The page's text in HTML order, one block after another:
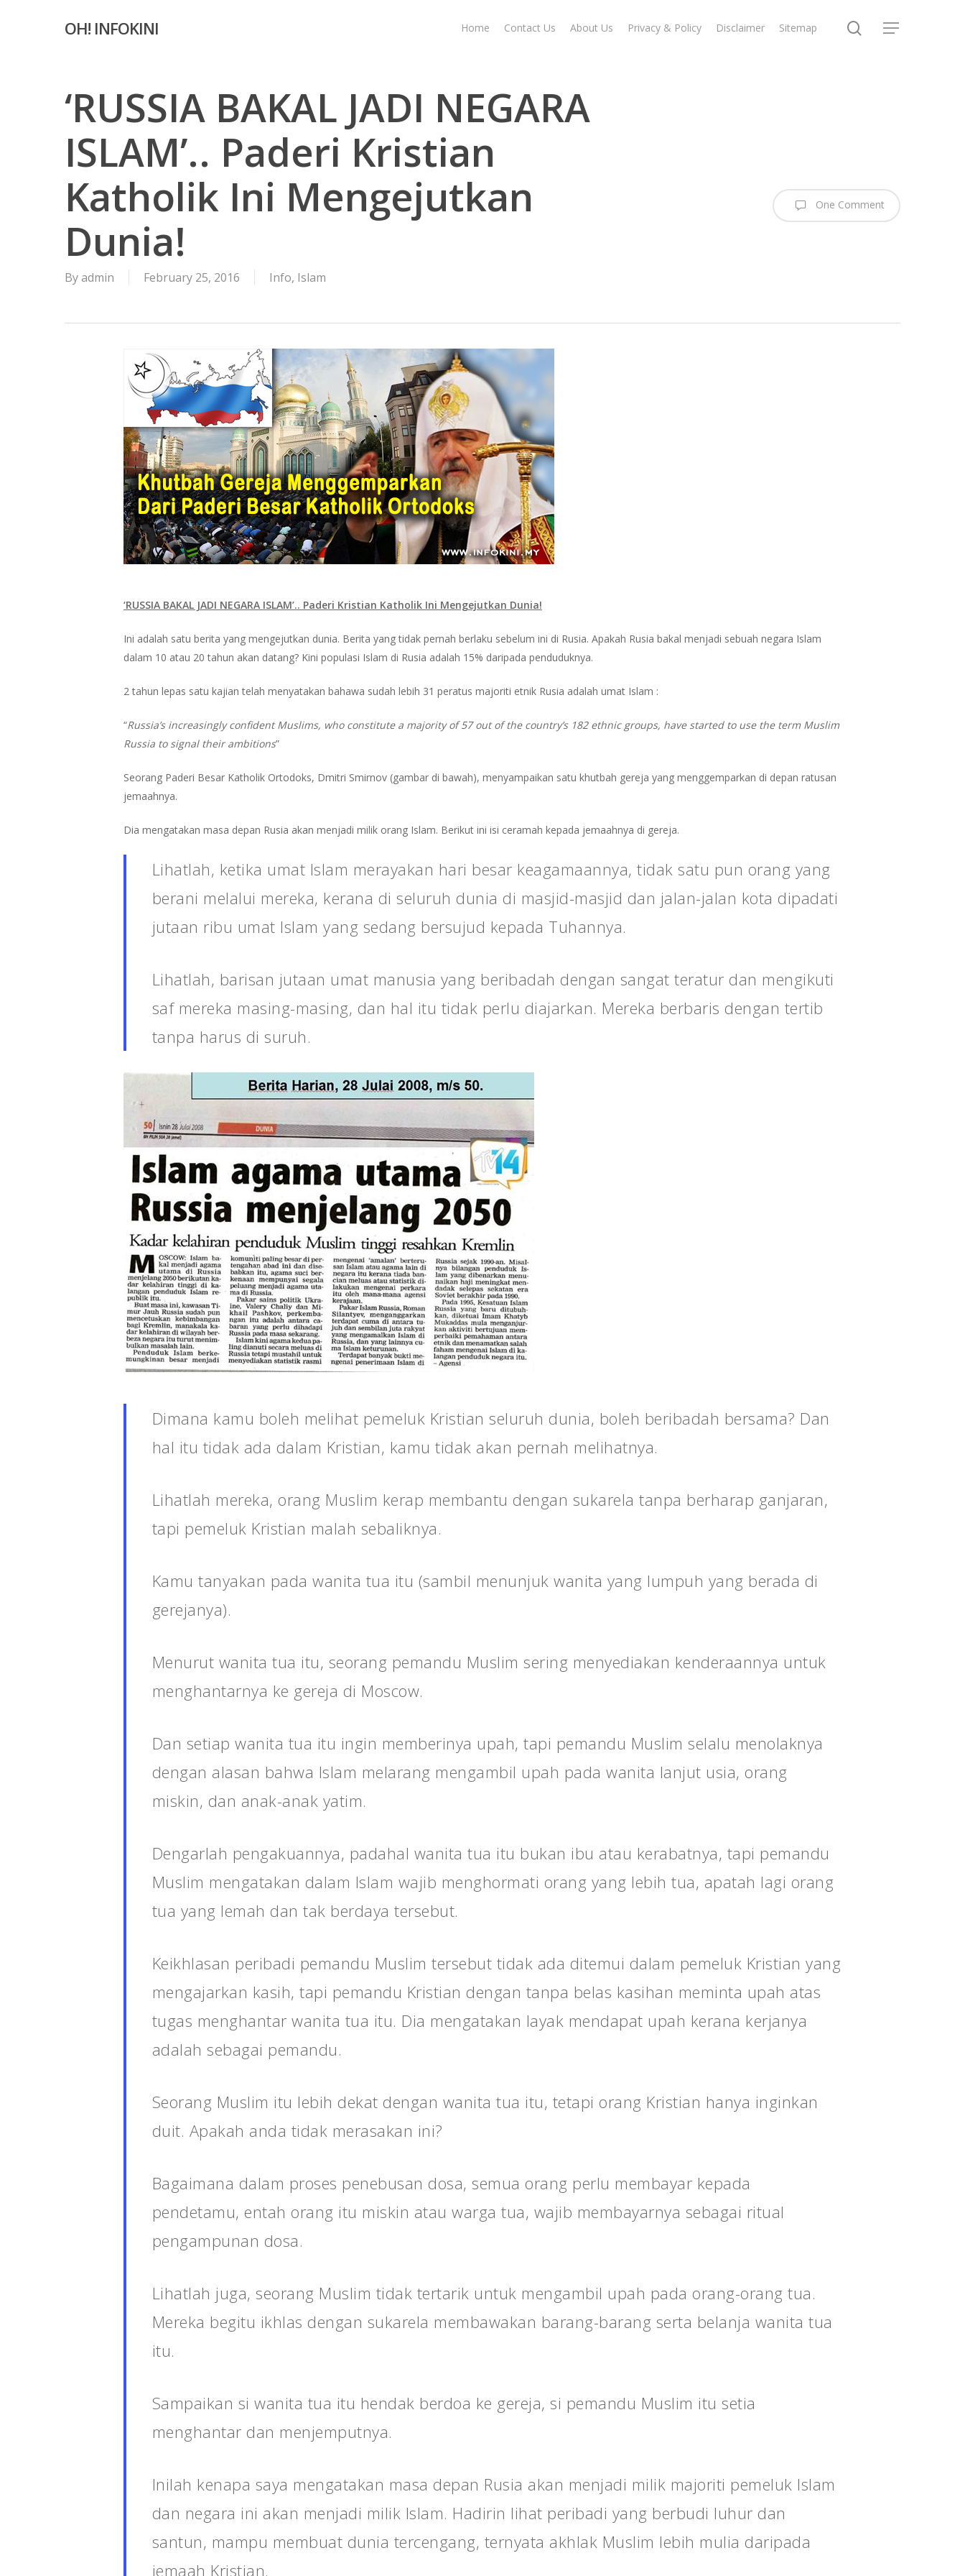
Hit enter to search or ESC to close
OH! INFOKINI Home Contact Us About Us Privacy & Policy Disclaimer Sitemap search
Menu
‘RUSSIA BAKAL JADI NEGARA
ISLAM’.. Paderi Kristian
Katholik Ini Mengejutkan
Dunia!
Byadmin February 25, 2016 Info, Islam
One Comment
‘RUSSIA BAKAL JADI NEGARA ISLAM’.. Paderi Kristian Katholik Ini Mengejutkan Dunia!
Ini adalah satu berita yang mengejutkan dunia. Berita yang tidak pernah berlaku sebelum ini di Rusia. Apakah Rusia bakal menjadi sebuah negara Islam
dalam 10 atau 20 tahun akan datang? Kini populasi Islam di Rusia adalah 15% daripada penduduknya.
2 tahun lepas satu kajian telah menyatakan bahawa sudah lebih 31 peratus majoriti etnik Rusia adalah umat Islam :
“Russia’s increasingly confident Muslims, who constitute a majority of 57 out of the country’s 182 ethnic groups, have started to use the term Muslim
Russia to signal their ambitions”
Seorang Paderi Besar Katholik Ortodoks, Dmitri Smirnov (gambar di bawah), menyampaikan satu khutbah gereja yang menggemparkan di depan ratusan
jemaahnya.
Dia mengatakan masa depan Rusia akan menjadi milik orang Islam. Berikut ini isi ceramah kepada jemaahnya di gereja.
Lihatlah, ketika umat Islam merayakan hari besar keagamaannya, tidak satu pun orang yang
berani melalui mereka, kerana di seluruh dunia di masjid-masjid dan jalan-jalan kota dipadati
jutaan ribu umat Islam yang sedang bersujud kepada Tuhannya.
Lihatlah, barisan jutaan umat manusia yang beribadah dengan sangat teratur dan mengikuti
saf mereka masing-masing, dan hal itu tidak perlu diajarkan. Mereka berbaris dengan tertib
tanpa harus di suruh.
Dimana kamu boleh melihat pemeluk Kristian seluruh dunia, boleh beribadah bersama? Dan
hal itu tidak ada dalam Kristian, kamu tidak akan pernah melihatnya.
Lihatlah mereka, orang Muslim kerap membantu dengan sukarela tanpa berharap ganjaran,
tapi pemeluk Kristian malah sebaliknya.
Kamu tanyakan pada wanita tua itu (sambil menunjuk wanita yang lumpuh yang berada di
gerejanya).
Menurut wanita tua itu, seorang pemandu Muslim sering menyediakan kenderaannya untuk
menghantarnya ke gereja di Moscow.
Dan setiap wanita tua itu ingin memberinya upah, tapi pemandu Muslim selalu menolaknya
dengan alasan bahwa Islam melarang mengambil upah pada wanita lanjut usia, orang
miskin, dan anak-anak yatim.
Dengarlah pengakuannya, padahal wanita tua itu bukan ibu atau kerabatnya, tapi pemandu
Muslim mengatakan dalam Islam wajib menghormati orang yang lebih tua, apatah lagi orang
tua yang lemah dan tak berdaya tersebut.
Keikhlasan peribadi pemandu Muslim tersebut tidak ada ditemui dalam pemeluk Kristian yang
mengajarkan kasih, tapi pemandu Kristian dengan tanpa belas kasihan meminta upah atas
tugas menghantar wanita tua itu. Dia mengatakan layak mendapat upah kerana kerjanya
adalah sebagai pemandu.
Seorang Muslim itu lebih dekat dengan wanita tua itu, tetapi orang Kristian hanya inginkan
duit. Apakah anda tidak merasakan ini?
Bagaimana dalam proses penebusan dosa, semua orang perlu membayar kepada
pendetamu, entah orang itu miskin atau warga tua, wajib membayarnya sebagai ritual
pengampunan dosa.
Lihatlah juga, seorang Muslim tidak tertarik untuk mengambil upah pada orang-orang tua.
Mereka begitu ikhlas dengan sukarela membawakan barang-barang serta belanja wanita tua
itu.
Sampaikan si wanita tua itu hendak berdoa ke gereja, si pemandu Muslim itu setia
menghantar dan menjemputnya.
Inilah kenapa saya mengatakan masa depan Rusia akan menjadi milik majoriti pemeluk Islam
dan negara ini akan menjadi milik Islam. Hadirin lihat peribadi yang berbudi luhur dan
santun, mampu membuat dunia tercengang, ternyata akhlak Muslim lebih mulia daripada
jemaah Kristian.